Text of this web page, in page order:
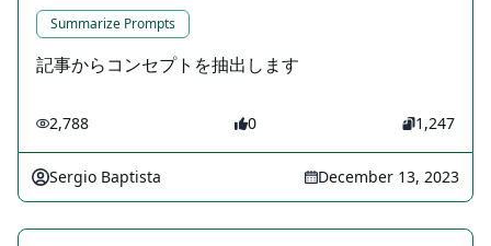
Summarize Prompts
記事からコンセプトを抽出します
2,788 0 1,247
Sergio Baptista December 13, 2023